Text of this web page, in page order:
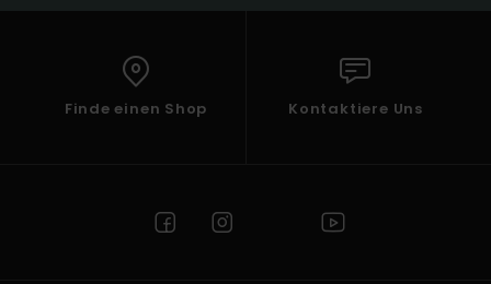
Finde einen Shop Kontaktiere Uns